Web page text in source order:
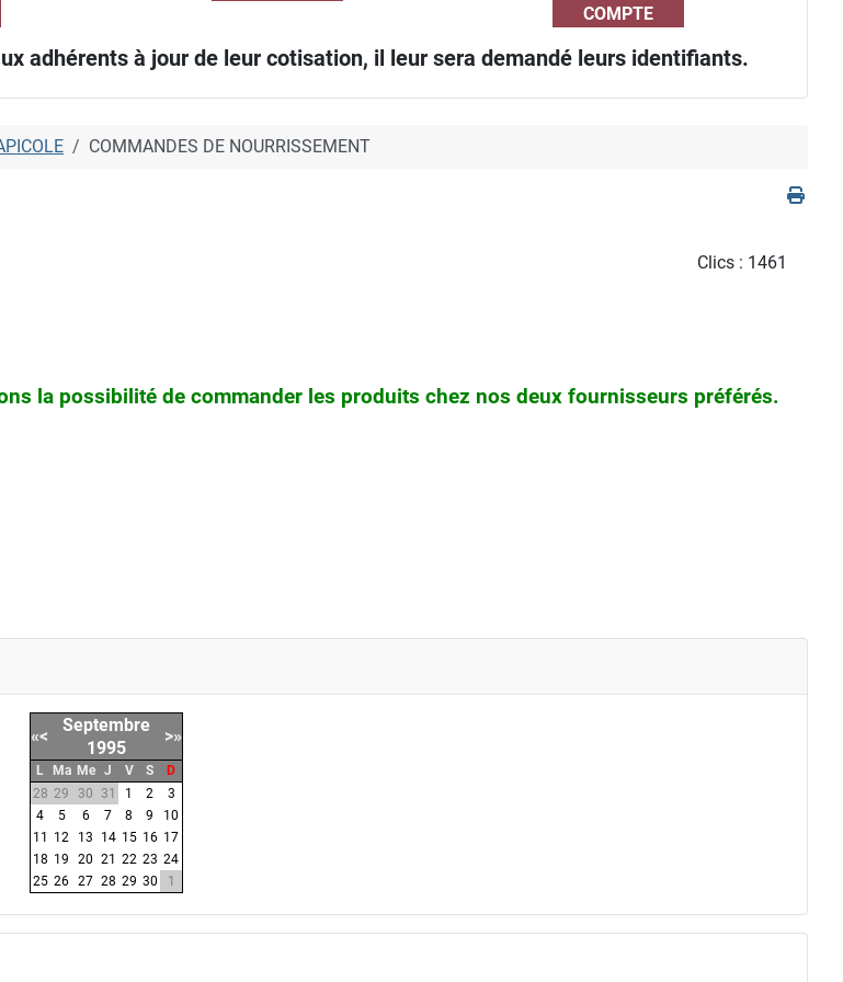
COMPTE
adhérents à jour de leur cotisation, il leur sera demandé leurs identifiants.
COMMANDES DE NOURRISSEMENT
Clics : 1461
la possibilité de commander les produits chez nos deux fournisseurs préférés.
«<
Septembre
1995
>»
L Ma Me J V S
D
28 29 30 31 1 2
3
4
5 6 7 8 9
10
11 12 13 14 15 16 17
18 19 20 21 22 23 24
25 26 27 28 29 30 1